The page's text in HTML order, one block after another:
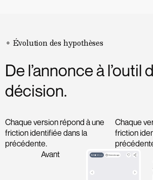
⚬ Évolution des hypothèses
De l’annonce à l’outil
décision.
Chaque version répond à une
friction identifiée dans la
précédente.
Chaque
friction
Avant